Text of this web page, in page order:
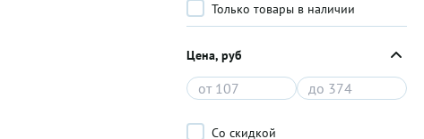
Только товары в наличии
Цена, руб
Со скидкой